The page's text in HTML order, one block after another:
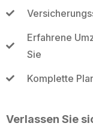
Erfahrene
Sie
Komplette
Verlassen Sie